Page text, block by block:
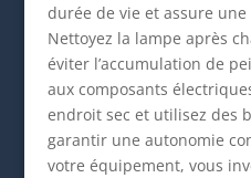
durée de vie et assure
Nettoyez la lampe après
éviter l’accumulation de
aux composants
endroit sec et utilisez des
garantir une autonomie
votre équipement, vous